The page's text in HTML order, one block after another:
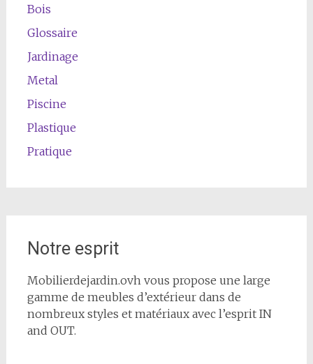
Bois
Glossaire
Jardinage
Metal
Piscine
Plastique
Pratique
Notre esprit
Mobilierdejardin.ovh vous propose une large
gamme de meubles d’extérieur dans de
nombreux styles et matériaux avec l’esprit IN
and OUT.